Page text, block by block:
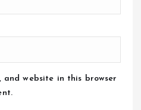
and website in this browser